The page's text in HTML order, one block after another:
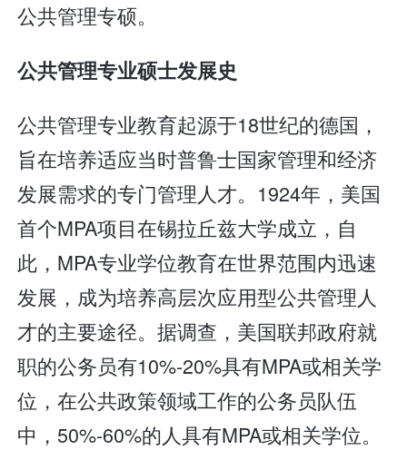
公共管理专硕。
公共管理专业硕士发展史
公共管理专业教育起源于18世纪的德国，
旨在培养适应当时普鲁士国家管理和经济
发展需求的专门管理人才。1924年，美国
首个MPA项目在锡拉丘兹大学成立，自
此，MPA专业学位教育在世界范围内迅速
发展，成为培养高层次应用型公共管理人
才的主要途径。据调查，美国联邦政府就
职的公务员有10%-20%具有MPA或相关学
位，在公共政策领域工作的公务员队伍
中，50%-60%的人具有MPA或相关学位。